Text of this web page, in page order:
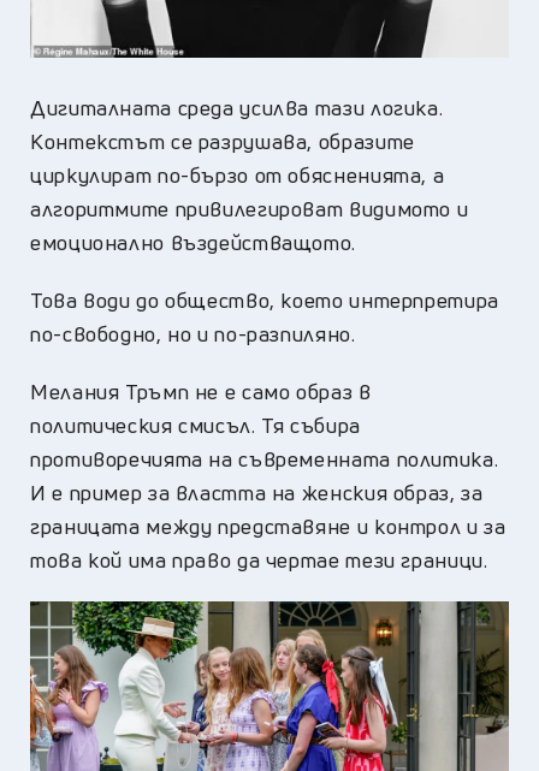
Дигиталната среда усилва тази логика.
Контекстът се разрушава, образите
циркулират по-бързо от обясненията, а
алгоритмите привилегироват видимото и
емоционално въздействащото.
Това води до общество, което интерпретира
по-свободно, но и по-разпиляно.
Мелания Тръмп не е само образ в
политическия смисъл. Тя събира
противоречията на съвременната политика.
И е пример за властта на женския образ, за
границата между представяне и контрол и за
това кой има право да чертае тези граници.